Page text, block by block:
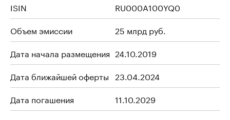
ISIN
RU000A100YQ0
Объем эмиссии
25 млрд руб.
Дата начала размещения 24.10.2019
Дата ближайшей оферты 23.04.2024
Дата погашения
11.10.2029